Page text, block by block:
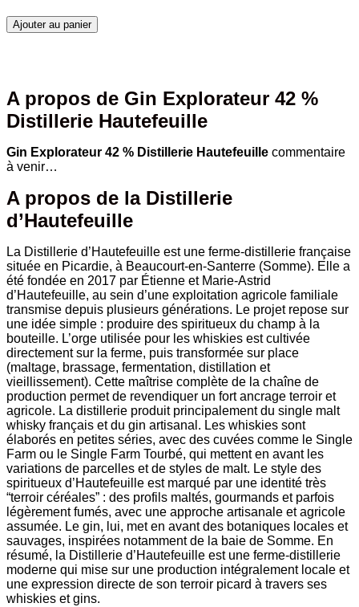
quantité
de
%
Distillerie
Hautefeuille
Ajouter au panier
A propos de Gin Explorateur 42 %
Distillerie Hautefeuille
Gin Explorateur 42 % Distillerie Hautefeuille commentaire
à venir…
A propos de la Distillerie
d’Hautefeuille
La Distillerie d’Hautefeuille est une ferme-distillerie française
située en Picardie, à Beaucourt-en-Santerre (Somme). Elle a
été fondée en 2017 par Étienne et Marie-Astrid
d’Hautefeuille, au sein d’une exploitation agricole familiale
transmise depuis plusieurs générations. Le projet repose sur
une idée simple : produire des spiritueux du champ à la
bouteille. L’orge utilisée pour les whiskies est cultivée
directement sur la ferme, puis transformée sur place
(maltage, brassage, fermentation, distillation et
vieillissement). Cette maîtrise complète de la chaîne de
production permet de revendiquer un fort ancrage terroir et
agricole. La distillerie produit principalement du single malt
whisky français et du gin artisanal. Les whiskies sont
élaborés en petites séries, avec des cuvées comme le Single
Farm ou le Single Farm Tourbé, qui mettent en avant les
variations de parcelles et de styles de malt. Le style des
spiritueux d’Hautefeuille est marqué par une identité très
“terroir céréales” : des profils maltés, gourmands et parfois
légèrement fumés, avec une approche artisanale et agricole
assumée. Le gin, lui, met en avant des botaniques locales et
sauvages, inspirées notamment de la baie de Somme. En
résumé, la Distillerie d’Hautefeuille est une ferme-distillerie
moderne qui mise sur une production intégralement locale et
une expression directe de son terroir picard à travers ses
whiskies et gins.